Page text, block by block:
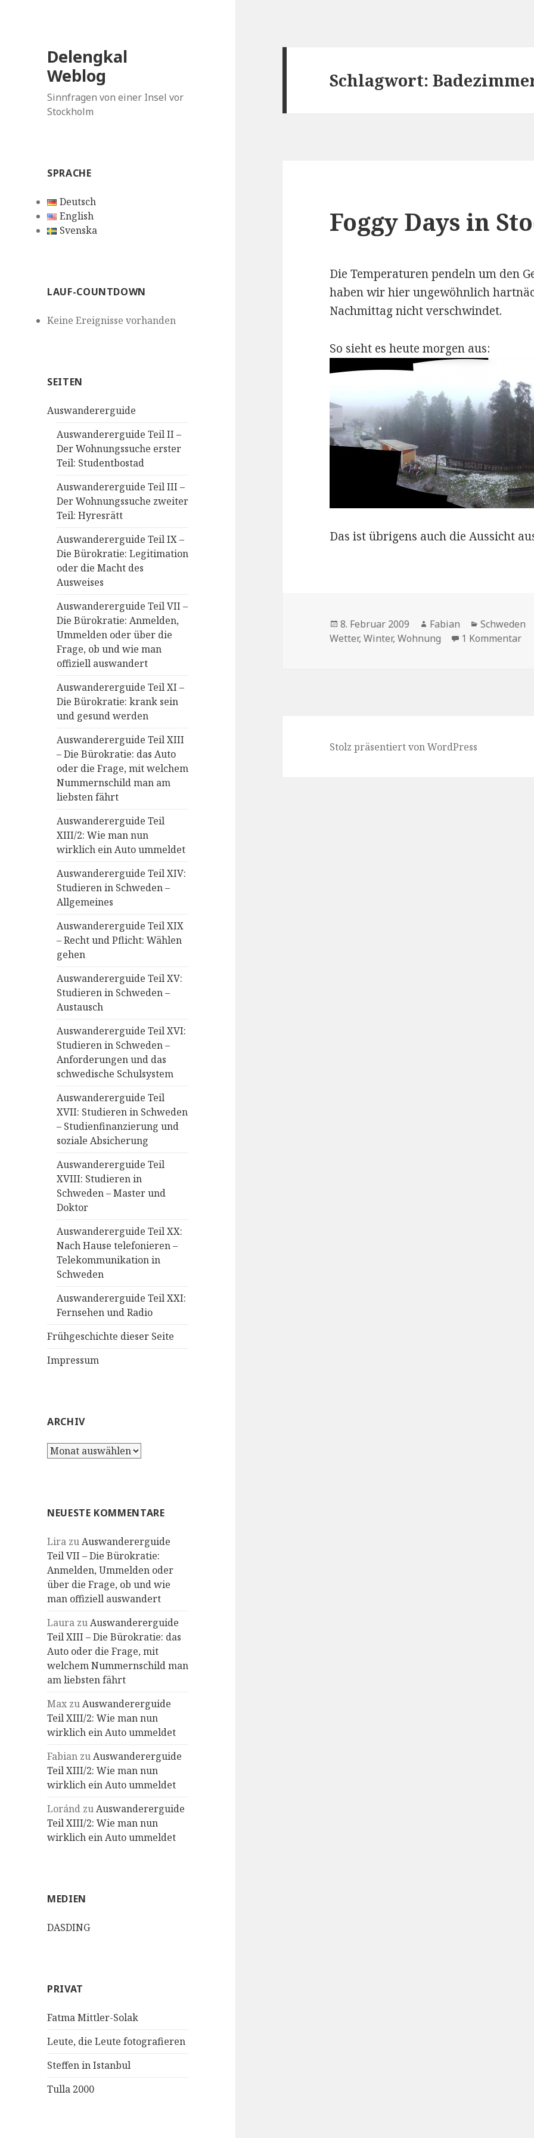
Delengkal
Weblog
Sinnfragen von einer Insel vor
Stockholm
SPRACHE
Deutsch
English
Svenska
LAUF-COUNTDOWN
Keine Ereignisse vorhanden
SEITEN
Auswandererguide
Auswandererguide Teil II –
Der Wohnungssuche erster
Teil: Studentbostad
Auswandererguide Teil III –
Der Wohnungssuche zweiter
Teil: Hyresrätt
Auswandererguide Teil IX –
Die Bürokratie: Legitimation
oder die Macht des
Ausweises
Auswandererguide Teil VII –
Die Bürokratie: Anmelden,
Ummelden oder über die
Frage, ob und wie man
offiziell auswandert
Auswandererguide Teil XI –
Die Bürokratie: krank sein
und gesund werden
Auswandererguide Teil XIII
– Die Bürokratie: das Auto
oder die Frage, mit welchem
Nummernschild man am
liebsten fährt
Auswandererguide Teil
XIII/2: Wie man nun
wirklich ein Auto ummeldet
Auswandererguide Teil XIV:
Studieren in Schweden –
Allgemeines
Auswandererguide Teil XIX
– Recht und Pflicht: Wählen
gehen
Auswandererguide Teil XV:
Studieren in Schweden –
Austausch
Auswandererguide Teil XVI:
Studieren in Schweden –
Anforderungen und das
schwedische Schulsystem
Auswandererguide Teil
XVII: Studieren in Schweden
– Studienfinanzierung und
soziale Absicherung
Auswandererguide Teil
XVIII: Studieren in
Schweden – Master und
Doktor
Auswandererguide Teil XX:
Nach Hause telefonieren –
Telekommunikation in
Schweden
Auswandererguide Teil XXI:
Fernsehen und Radio
Frühgeschichte dieser Seite
Impressum
ARCHIV
Archiv
NEUESTE KOMMENTARE
Lira zuAuswandererguide
Teil VII – Die Bürokratie:
Anmelden, Ummelden oder
über die Frage, ob und wie
man offiziell auswandert
Laura zuAuswandererguide
Teil XIII – Die Bürokratie: das
Auto oder die Frage, mit
welchem Nummernschild man
am liebsten fährt
Max zuAuswandererguide
Teil XIII/2: Wie man nun
wirklich ein Auto ummeldet
Fabian zuAuswandererguide
Teil XIII/2: Wie man nun
wirklich ein Auto ummeldet
Loránd zuAuswandererguide
Teil XIII/2: Wie man nun
wirklich ein Auto ummeldet
MEDIEN
DASDING
PRIVAT
Fatma Mittler-Solak
Leute, die Leute fotografieren
Steffen in Istanbul
Tulla 2000
Schlagwort:
Foggy Days in
Die Temperaturen pendeln um den
haben wir hier ungewöhnlich
Nachmittag nicht verschwindet.
So sieht es heute morgen aus:
Das ist übrigens auch die Aussicht
Veröffentlicht
am
8. Februar 2009 Autor
Fabian Kategorien
Schweden
Wetter,Winter,Wohnung 1 Kommentarzu
Stolz präsentiert von WordPress